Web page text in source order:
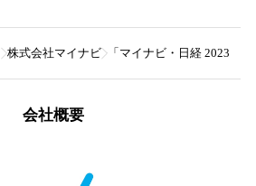
株式会社マイナビ 「マイナビ・日経 2023年
会社概要